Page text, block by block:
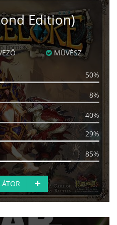
Edition)
MŰVÉSZ
50%
8%
40%
29%
85%